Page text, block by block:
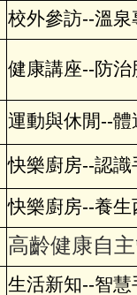
校外參訪--溫
健康講座--防
運動與休閒--
快樂廚房--認
快樂廚房--養
高齡健康自
生活新知--智